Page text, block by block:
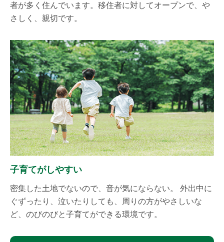
者が多く住んでいます。移住者に対してオープンで、や
さしく、親切です。
子育てがしやすい
密集した土地でないので、音が気にならない。 外出中に
ぐずったり、泣いたりしても、周りの方がやさしいな
ど、のびのびと子育てができる環境です。